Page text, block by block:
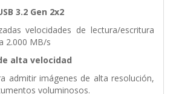
3.2 Gen 2x2
velocidades de lectura/escritura
2.000 MB/s
alta velocidad
admitir imágenes de alta resolución,
voluminosos.